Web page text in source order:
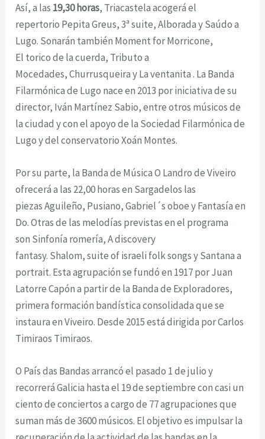
Así, a las 19,30 horas, Triacastela acogerá el
repertorio Pepita Greus,3ª suite,Alboraday Saúdoa
Lugo. Sonarán también Moment for Morricone,
El torico de la cuerda, Tributo a
Mocedades,Churrusqueiray La ventanita . La Banda
Filarmónica de Lugo nace en 2013 por iniciativa de su
director, Iván Martínez Sabio, entre otros músicos de
la ciudad y con el apoyo de la Sociedad Filarmónica de
Lugo y del conservatorio Xoán Montes.
Por su parte, la Banda de MúsicaO Landrode Viveiro
ofrecerá a las 22,00 horas en Sargadelos las
piezasAguileño, Pusiano,Gabriel´s oboeyFantasía en
Do. Otras de las melodías previstas en el programa
son Sinfonía romería,A discovery
fantasy. Shalom,suite of israeli folk songsy Santanaa
portrait. Esta agrupación se fundó en 1917 por Juan
Latorre Capón a partir de la Banda de Exploradores,
primera formación bandística consolidada que se
instaura en Viveiro. Desde 2015 está dirigida por Carlos
Timiraos Timiraos.
O País das Bandasarrancó el pasado 1 de julio y
recorrerá Galicia hasta el 19 de septiembre con casi un
ciento de conciertos a cargo de 77 agrupaciones que
suman más de 3600 músicos. El objetivo es impulsar la